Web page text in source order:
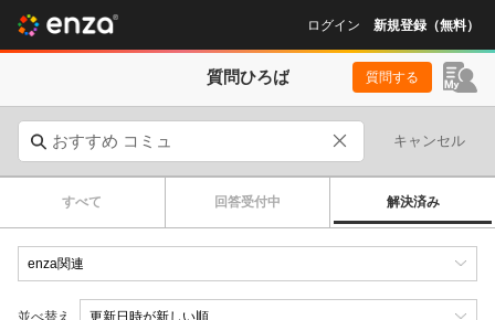
ログイン 新規登録（無料）
質問ひろば 質問する
キャンセル
すべて 回答受付中 解決済み
並べ替え